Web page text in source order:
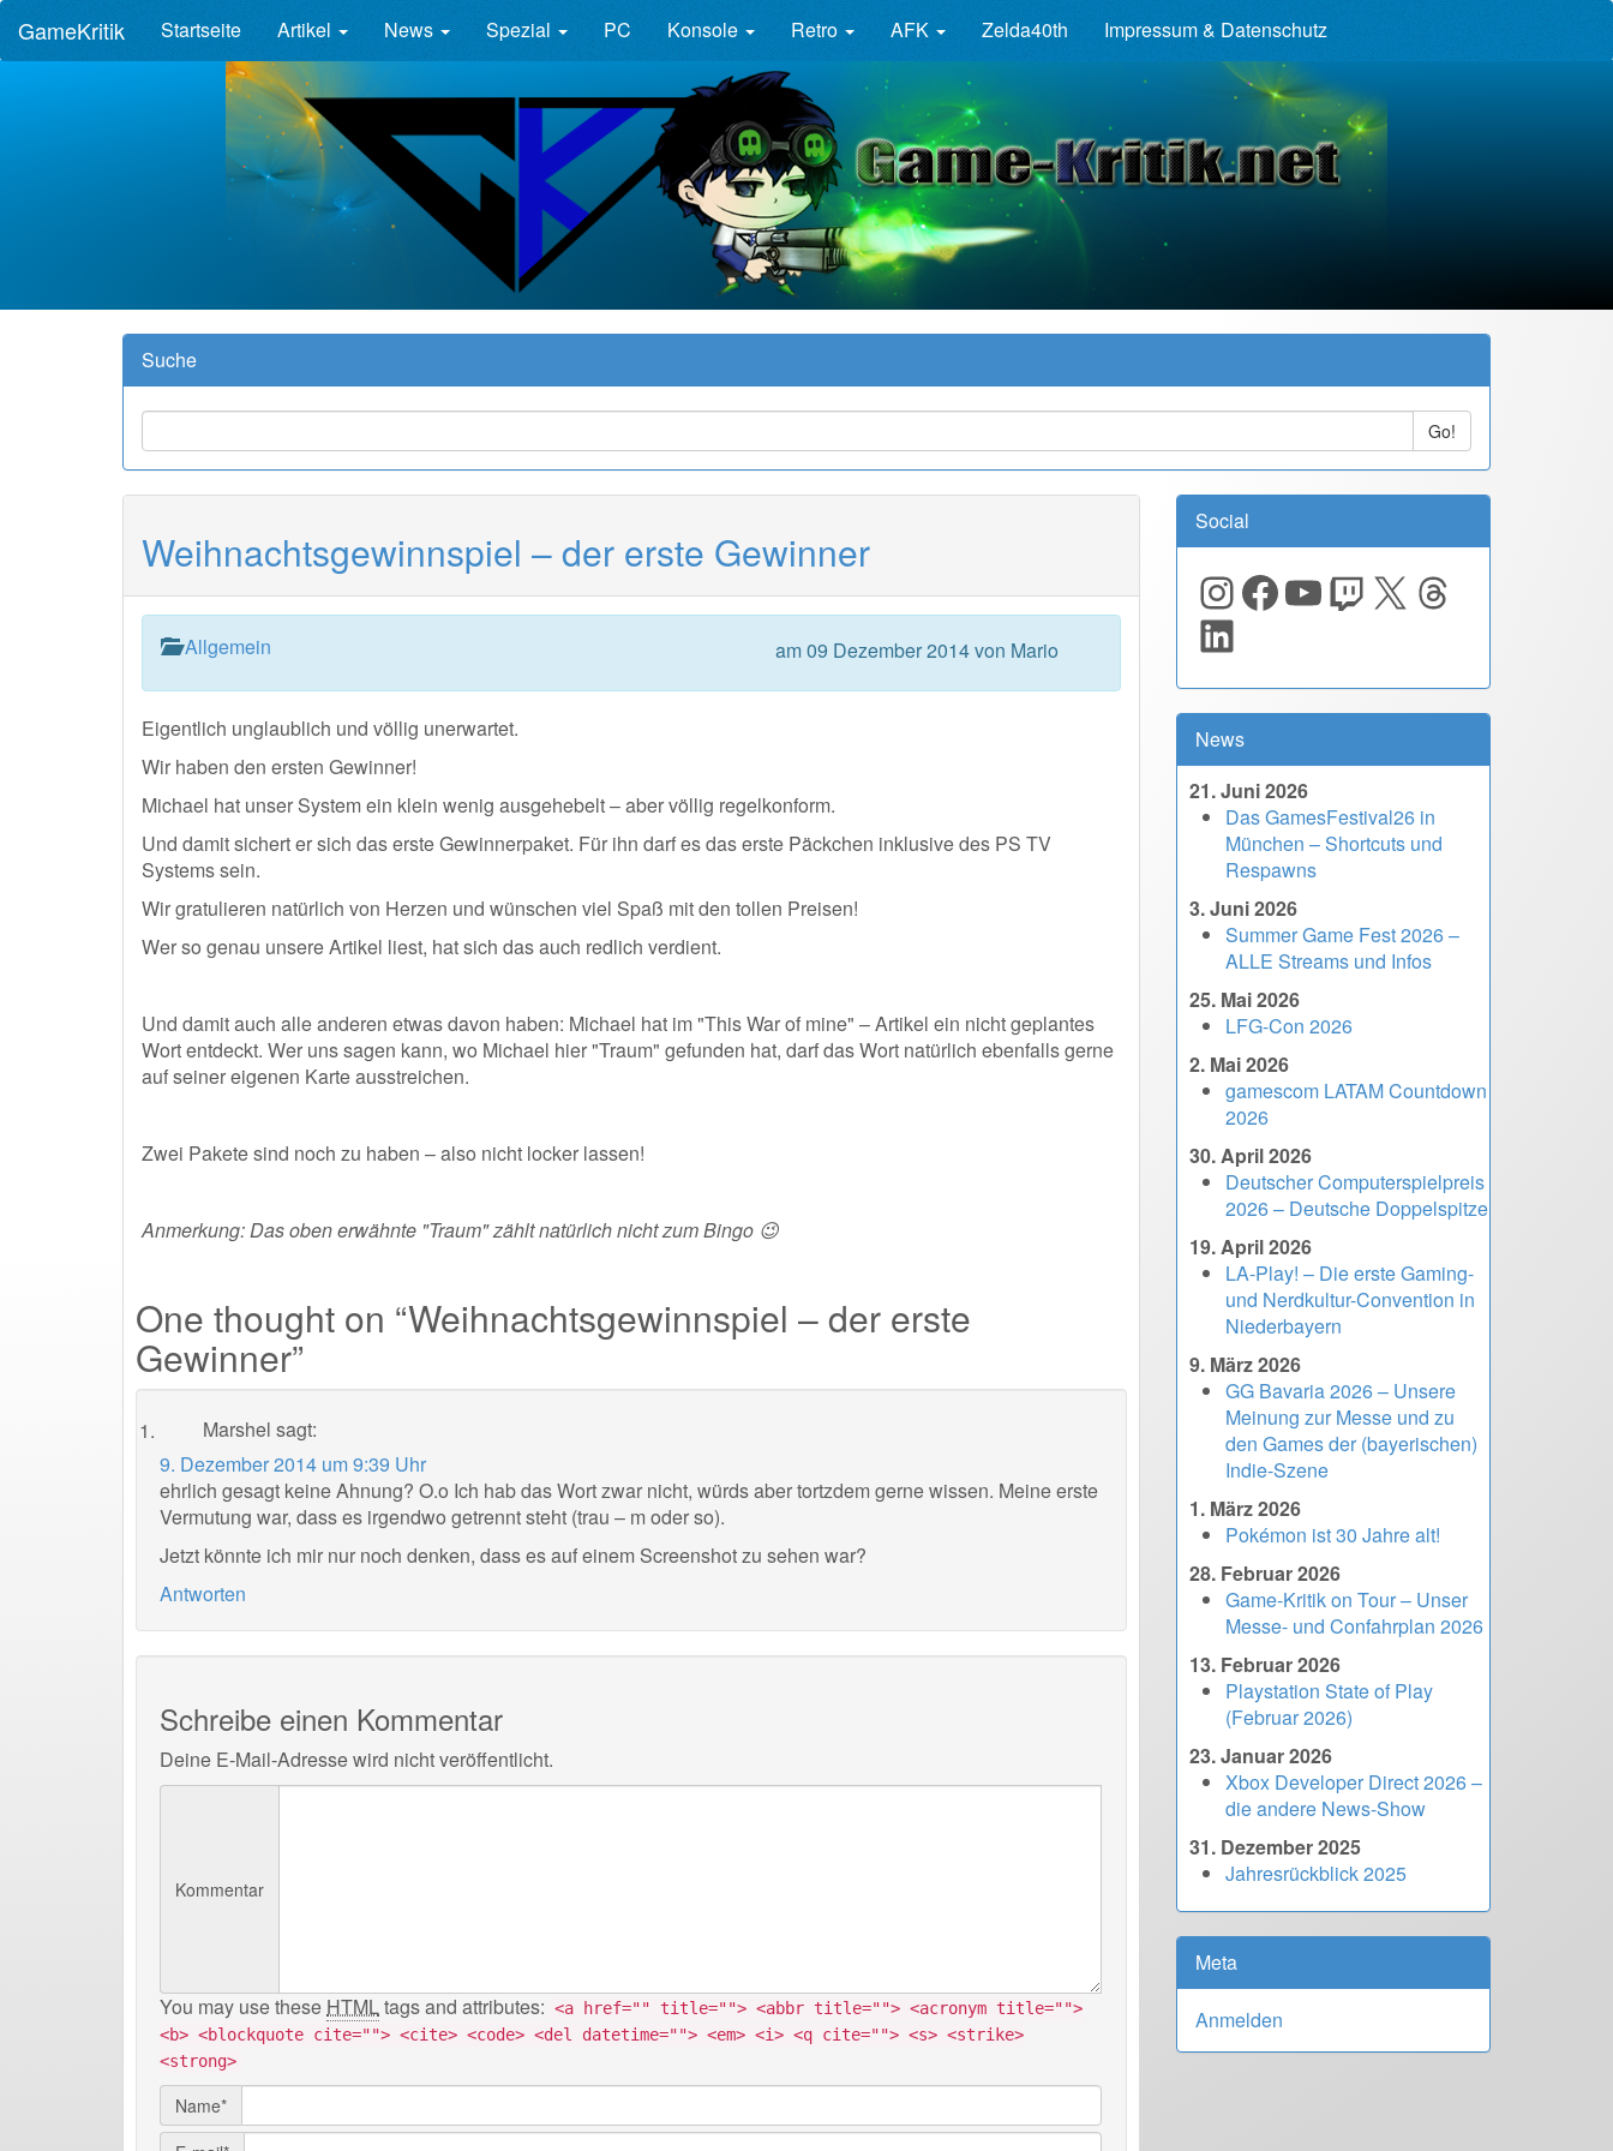
GameKritik Startseite Artikel News Spezial PC Konsole Retro AFK Zelda40th Impressum & Datenschutz
Suche
Go!
Weihnachtsgewinnspiel – der erste Gewinner
Allgemein am 09 Dezember 2014 von Mario
Eigentlich unglaublich und völlig unerwartet.
Wir haben den ersten Gewinner!
Michael hat unser System ein klein wenig ausgehebelt – aber völlig regelkonform.
Und damit sichert er sich das erste Gewinnerpaket. Für ihn darf es das erste Päckchen inklusive des PS TV
Systems sein.
Wir gratulieren natürlich von Herzen und wünschen viel Spaß mit den tollen Preisen!
Wer so genau unsere Artikel liest, hat sich das auch redlich verdient.
Und damit auch alle anderen etwas davon haben: Michael hat im "This War of mine" – Artikel ein nicht geplantes
Wort entdeckt. Wer uns sagen kann, wo Michael hier "Traum" gefunden hat, darf das Wort natürlich ebenfalls gerne
auf seiner eigenen Karte ausstreichen.
Zwei Pakete sind noch zu haben – also nicht locker lassen!
Anmerkung: Das oben erwähnte "Traum" zählt natürlich nicht zum Bingo 😉
One thought on “Weihnachtsgewinnspiel – der erste
Gewinner”
Marshel sagt:
9. Dezember 2014 um 9:39 Uhr
ehrlich gesagt keine Ahnung? O.o Ich hab das Wort zwar nicht, würds aber tortzdem gerne wissen. Meine erste
Vermutung war, dass es irgendwo getrennt steht (trau – m oder so).
Jetzt könnte ich mir nur noch denken, dass es auf einem Screenshot zu sehen war?
Antworten
Schreibe einen Kommentar
Deine E-Mail-Adresse wird nicht veröffentlicht.
Kommentar
You may use these HTMLtags and attributes: <a href="" title=""> <abbr title=""> <acronym title="">
<b> <blockquote cite=""> <cite> <code> <del datetime=""> <em> <i> <q cite=""> <s> <strike>
<strong>
Name*
Social
Instagram
Facebook
YouTube
Twitch
X Threads
LinkedIn
News
21. Juni 2026
Das GamesFestival26 in
München – Shortcuts und
Respawns
3. Juni 2026
Summer Game Fest 2026 –
ALLE Streams und Infos
25. Mai 2026
LFG-Con 2026
2. Mai 2026
gamescom LATAM Countdown
2026
30. April 2026
Deutscher Computerspielpreis
2026 – Deutsche Doppelspitze
19. April 2026
LA-Play! – Die erste Gaming-
und Nerdkultur-Convention in
Niederbayern
9. März 2026
GG Bavaria 2026 – Unsere
Meinung zur Messe und zu
den Games der (bayerischen)
Indie-Szene
1. März 2026
Pokémon ist 30 Jahre alt!
28. Februar 2026
Game-Kritik on Tour – Unser
Messe- und Confahrplan 2026
13. Februar 2026
Playstation State of Play
(Februar 2026)
23. Januar 2026
Xbox Developer Direct 2026 –
die andere News-Show
31. Dezember 2025
Jahresrückblick 2025
Meta
Anmelden